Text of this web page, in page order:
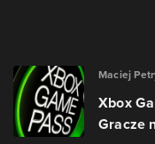
Maciej
Xbox
Gracze